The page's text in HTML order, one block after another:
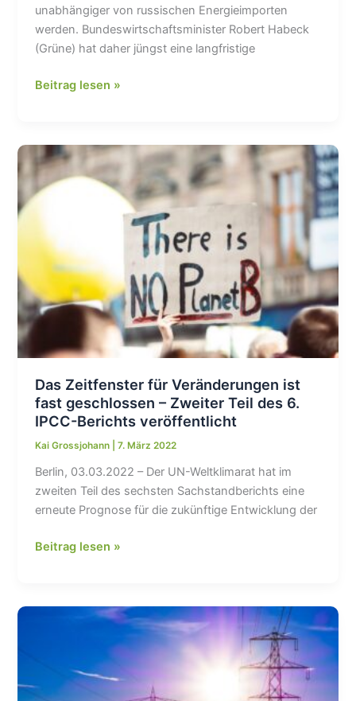
unabhängiger von russischen Energieimporten
werden. Bundeswirtschaftsminister Robert Habeck
(Grüne) hat daher jüngst eine langfristige
Die
mit
Katar
–
Befreiungsschlag
Wechsel
ins
nächste
Abhängigkeitsverhältnis?
Beitrag lesen »
Das Zeitfenster für Veränderungen ist
fast geschlossen – Zweiter Teil des 6.
IPCC-Berichts veröffentlicht
Kai Grossjohann |7. März 2022
Berlin, 03.03.2022 – Der UN-Weltklimarat hat im
zweiten Teil des sechsten Sachstandberichts eine
erneute Prognose für die zukünftige Entwicklung der
Das
Veränderungen
geschlossen
Beitrag lesen »